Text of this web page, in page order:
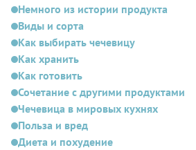
Немного из истории продукта
Виды и сорта
Как выбирать чечевицу
Как хранить
Как готовить
Сочетание с другими продуктами
Чечевица в мировых кухнях
Польза и вред
Диета и похудение